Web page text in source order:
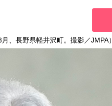
、長野県軽井沢町。撮影／JMPA）